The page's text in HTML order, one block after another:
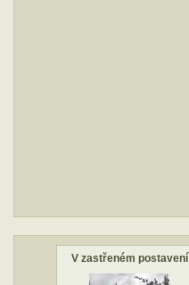
V zastřeném postavení